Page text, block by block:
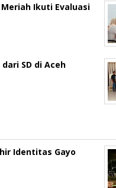
Ikuti Evaluasi
SD di Aceh
Identitas Gayo